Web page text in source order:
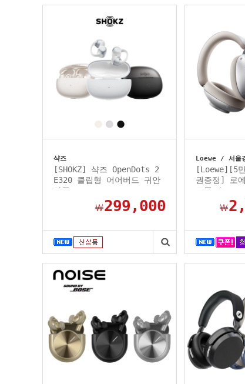
샥즈
[SHOKZ] 샥즈 OpenDots 2
E320 클립형 어어버드 귀안
아픈...
￦299,000
Loewe / 서울
[Loewe][5
권증정] 로
드폰 /...
￦